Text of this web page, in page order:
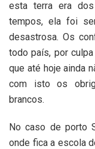
esta terra era
tempos, ela foi
desastrosa. Os
todo país, por
que até hoje ainda
com isto os
brancos.
No caso de porto
onde fica a escola